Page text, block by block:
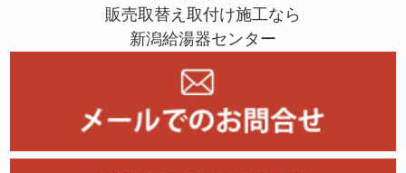
販売取替え取付け施工なら
新潟給湯器センター